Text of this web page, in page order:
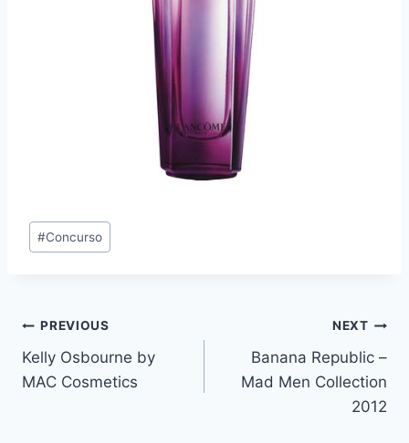
Post
Tags:
#Concurso
Navegación
de
PREVIOUS
Kelly Osbourne by
MAC Cosmetics
NEXT
Banana Republic –
Mad Men Collection
2012